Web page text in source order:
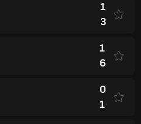
1
3
1
6
0
1